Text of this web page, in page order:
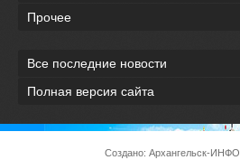
Прочее
Все последние новости
Полная версия сайта
Создано: Архангельск-ИНФО